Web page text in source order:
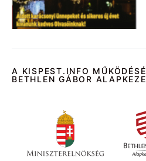
A KISPEST.INFO
BETHLEN GÁBOR